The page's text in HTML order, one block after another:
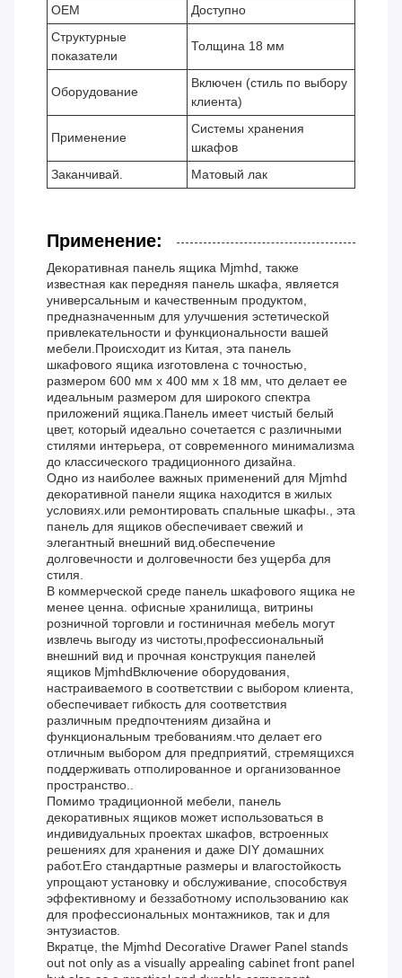
OEM
Доступно
Структурные
показатели
Толщина 18 мм
Оборудование
Включен (стиль по выбору
клиента)
Применение
Системы хранения
шкафов
Заканчивай.
Матовый лак
Применение:
Декоративная панель ящика Mjmhd, также
известная как передняя панель шкафа, является
универсальным и качественным продуктом,
предназначенным для улучшения эстетической
привлекательности и функциональности вашей
мебели.Происходит из Китая, эта панель
шкафового ящика изготовлена с точностью,
размером 600 мм х 400 мм х 18 мм, что делает ее
идеальным размером для широкого спектра
приложений ящика.Панель имеет чистый белый
цвет, который идеально сочетается с различными
стилями интерьера, от современного минимализма
до классического традиционного дизайна.
Одно из наиболее важных применений для Mjmhd
декоративной панели ящика находится в жилых
условиях.или ремонтировать спальные шкафы., эта
панель для ящиков обеспечивает свежий и
элегантный внешний вид.обеспечение
долговечности и долговечности без ущерба для
стиля.
В коммерческой среде панель шкафового ящика не
менее ценна. офисные хранилища, витрины
розничной торговли и гостиничная мебель могут
извлечь выгоду из чистоты,профессиональный
внешний вид и прочная конструкция панелей
ящиков MjmhdВключение оборудования,
настраиваемого в соответствии с выбором клиента,
обеспечивает гибкость для соответствия
различным предпочтениям дизайна и
функциональным требованиям.что делает его
отличным выбором для предприятий, стремящихся
поддерживать отполированное и организованное
пространство..
Помимо традиционной мебели, панель
декоративных ящиков может использоваться в
индивидуальных проектах шкафов, встроенных
решениях для хранения и даже DIY домашних
работ.Его стандартные размеры и влагостойкость
упрощают установку и обслуживание, способствуя
эффективному и беззаботному использованию как
для профессиональных монтажников, так и для
энтузиастов.
Вкратце, the Mjmhd Decorative Drawer Panel stands
out not only as a visually appealing cabinet front panel